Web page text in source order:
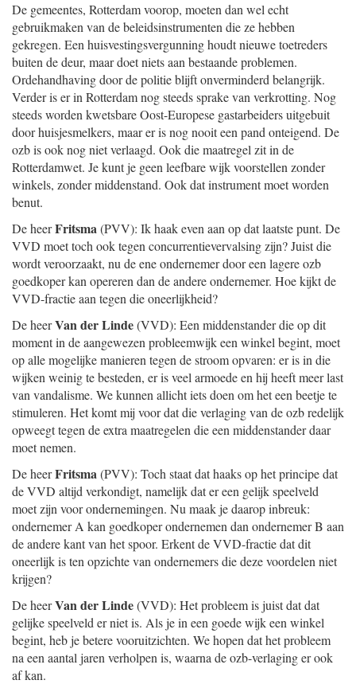
De gemeentes, Rotterdam voorop, moeten dan wel echt
gebruikmaken van de beleidsinstrumenten die ze hebben
gekregen. Een huisvestingsvergunning houdt nieuwe toetreders
buiten de deur, maar doet niets aan bestaande problemen.
Ordehandhaving door de politie blijft onverminderd belangrijk.
Verder is er in Rotterdam nog steeds sprake van verkrotting. Nog
steeds worden kwetsbare Oost-Europese gastarbeiders uitgebuit
door huisjesmelkers, maar er is nog nooit een pand onteigend. De
ozb is ook nog niet verlaagd. Ook die maatregel zit in de
Rotterdamwet. Je kunt je geen leefbare wijk voorstellen zonder
winkels, zonder middenstand. Ook dat instrument moet worden
benut.
De heerFritsma(PVV): Ik haak even aan op dat laatste punt. De
VVD moet toch ook tegen concurrentievervalsing zijn? Juist die
wordt veroorzaakt, nu de ene ondernemer door een lagere ozb
goedkoper kan opereren dan de andere ondernemer. Hoe kijkt de
VVD-fractie aan tegen die oneerlijkheid?
De heerVan der Linde(VVD): Een middenstander die op dit
moment in de aangewezen probleemwijk een winkel begint, moet
op alle mogelijke manieren tegen de stroom opvaren: er is in die
wijken weinig te besteden, er is veel armoede en hij heeft meer last
van vandalisme. We kunnen allicht iets doen om het een beetje te
stimuleren. Het komt mij voor dat die verlaging van de ozb redelijk
opweegt tegen de extra maatregelen die een middenstander daar
moet nemen.
De heerFritsma(PVV): Toch staat dat haaks op het principe dat
de VVD altijd verkondigt, namelijk dat er een gelijk speelveld
moet zijn voor ondernemingen. Nu maak je daarop inbreuk:
ondernemer A kan goedkoper ondernemen dan ondernemer B aan
de andere kant van het spoor. Erkent de VVD-fractie dat dit
oneerlijk is ten opzichte van ondernemers die deze voordelen niet
krijgen?
De heerVan der Linde(VVD): Het probleem is juist dat dat
gelijke speelveld er niet is. Als je in een goede wijk een winkel
begint, heb je betere vooruitzichten. We hopen dat het probleem
na een aantal jaren verholpen is, waarna de ozb-verlaging er ook
af kan.